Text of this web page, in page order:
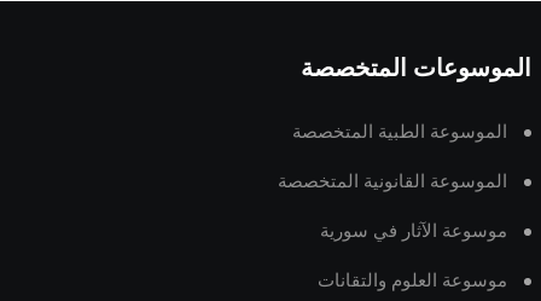
الموسوعات المتخصصة
الموسوعة الطبية المتخصصة
الموسوعة القانونية المتخصصة
موسوعة الآثار في سورية
موسوعة العلوم والتقانات